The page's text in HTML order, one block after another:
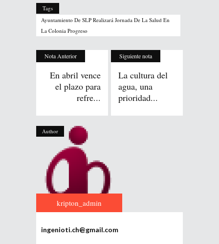
Tags
Ayuntamiento De SLP Realizará Jornada De La Salud En
La Colonia Progreso
Nota Anterior
En abril vence
el plazo para
refre...
Siguiente nota
La cultura del
agua, una
prioridad...
Author
kripton_admin
ingenioti.ch@gmail.com